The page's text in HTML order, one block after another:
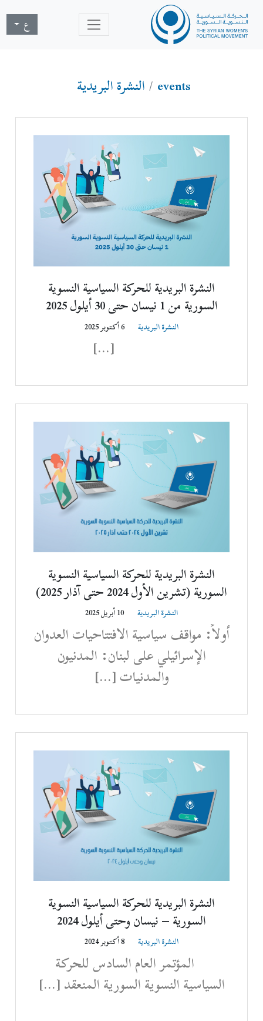
ع
events النشرة البريدية
النشرة البريدية للحركة السياسية النسوية
السورية من 1 نيسان حتى 30 أيلول 2025‎
النشرة البريدية
͏ ‌ ͏ ‌ ͏ ‌ […]
النشرة البريدية للحركة السياسية النسوية
السورية (تشرين الأول 2024 حتى آذار 2025)
النشرة البريدية 10 أبريل 2025
أولاً: مواقف سياسية الافتتاحيات العدوان
الإسرائيلي على لبنان: المدنيون
والمدنيات […]
النشرة البريدية للحركة السياسية النسوية
السورية – نيسان وحتى أيلول 2024‎
النشرة البريدية
المؤتمر العام السادس للحركة
السياسية النسوية السورية المنعقد […]